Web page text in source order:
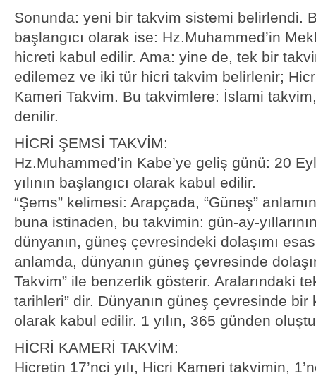
Sonunda: yeni bir takvim sistemi belirlendi.
başlangıcı olarak ise: Hz.Muhammed’in
hicreti kabul edilir. Ama: yine de, tek bir
edilemez ve iki tür hicri takvim belirlenir;
Kameri Takvim. Bu takvimlere: İslami
denilir.
HİCRİ ŞEMSİ TAKVİM:
Hz.Muhammed’in Kabe’ye geliş günü: 20
yılının başlangıcı olarak kabul edilir.
“Şems” kelimesi: Arapçada, “Güneş”
buna istinaden, bu takvimin: gün-ay-
dünyanın, güneş çevresindeki dolaşımı esas
anlamda, dünyanın güneş çevresinde
Takvim” ile benzerlik gösterir. Aralarındaki
tarihleri” dir. Dünyanın güneş çevresinde bir
olarak kabul edilir. 1 yılın, 365 günden
HİCRİ KAMERİ TAKVİM:
Hicretin 17’nci yılı, Hicri Kameri takvimin,